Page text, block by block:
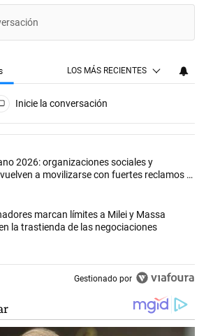
LOS MÁS RECIENTES
Inicie la conversación
artículos con más comentarios en los
con el título "San Cayetano 2026:
2026: organizaciones sociales y
a movilizarse con fuertes reclamos al
con el título "Los gobernadores marcan
marcan límites a Milei y Massa
la trastienda de las negociaciones
Gestionado por